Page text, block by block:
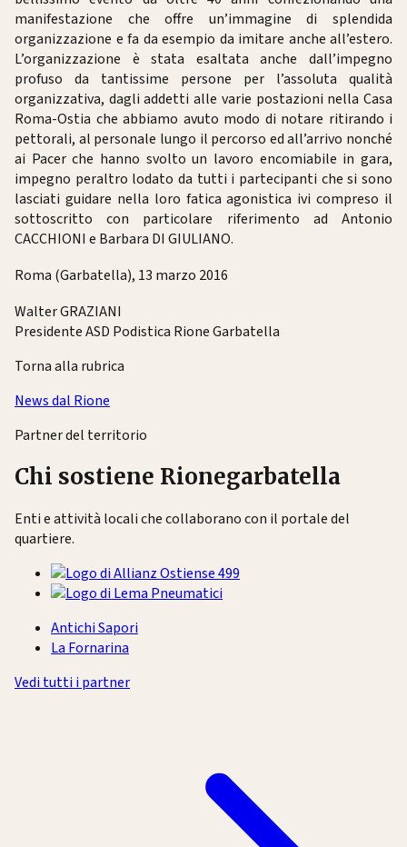
manifestazione che offre un’immagine di splendida
organizzazione e fa da esempio da imitare anche all’estero.
L’organizzazione è stata esaltata anche dall’impegno
profuso da tantissime persone per l’assoluta qualità
organizzativa, dagli addetti alle varie postazioni nella Casa
Roma-Ostia che abbiamo avuto modo di notare ritirando i
pettorali, al personale lungo il percorso ed all’arrivo nonché
ai Pacer che hanno svolto un lavoro encomiabile in gara,
impegno peraltro lodato da tutti i partecipanti che si sono
lasciati guidare nella loro fatica agonistica ivi compreso il
sottoscritto con particolare riferimento ad Antonio
CACCHIONI e Barbara DI GIULIANO.
Roma (Garbatella), 13 marzo 2016
Walter GRAZIANI
Presidente ASD Podistica Rione Garbatella
Torna alla rubrica
News dal Rione
Partner del territorio
Chi sostiene Rionegarbatella
Enti e attività locali che collaborano con il portale del
quartiere.
Antichi Sapori
La Fornarina
Vedi tutti i partner